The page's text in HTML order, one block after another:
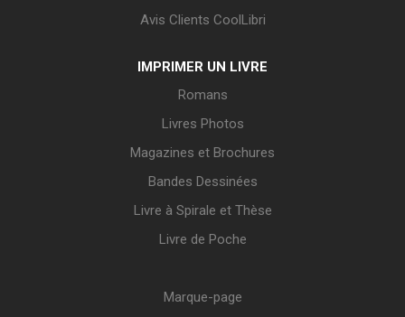
Avis Clients CoolLibri
IMPRIMER UN LIVRE
Romans
Livres Photos
Magazines et Brochures
Bandes Dessinées
Livre à Spirale et Thèse
Livre de Poche
Marque-page